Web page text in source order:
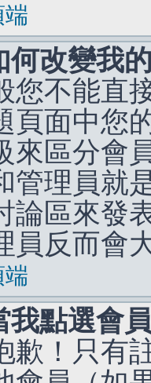
端
何改變我
您不能直
頁面中您
來區分會
管理員就
論區來發
員反而會
端
我點選會
歉！只有